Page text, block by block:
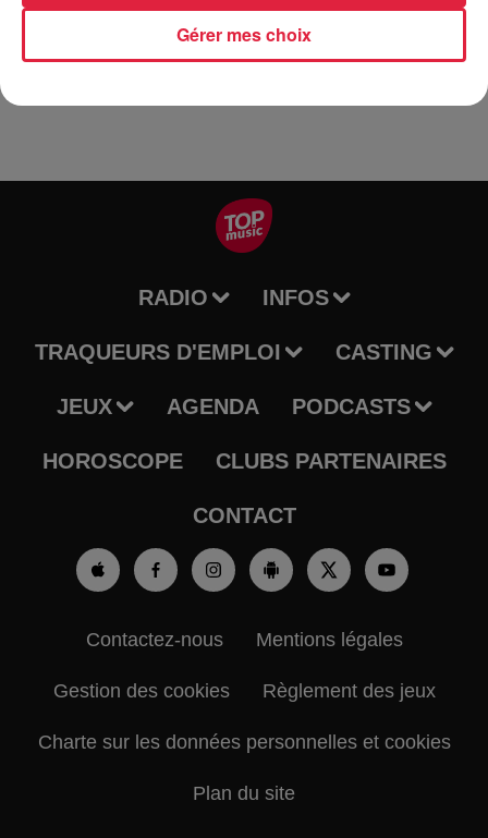
musee.petrole@musees-vosges-nord.org www.musee-du-
RADIO INFOS
TRAQUEURS D'EMPLOI CASTING
JEUX AGENDA PODCASTS
HOROSCOPE CLUBS PARTENAIRES
CONTACT
Contactez-nous Mentions légales
Gestion des cookies Règlement des jeux
Charte sur les données personnelles et cookies
Plan du site
Gérer mes choix